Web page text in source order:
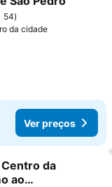
favoritos
54
da cidade
Ver preços
favoritos
Centro da
ao